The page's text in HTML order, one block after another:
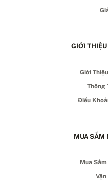
GIỚI
Giới
Thông
Điều
MUA SẮM
Mua